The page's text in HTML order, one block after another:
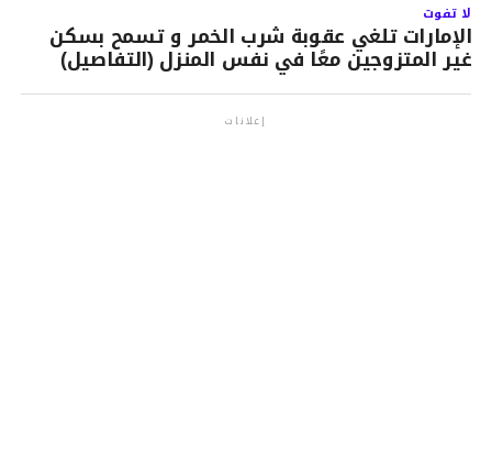
لا تفوت
الإمارات تلغي عقوبة شرب الخمر و تسمح بسكن
غير المتزوجين معًا في نفس المنزل (التفاصيل)
إعلانات